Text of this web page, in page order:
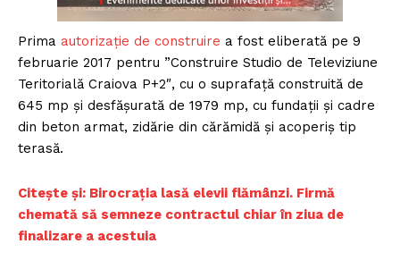
Prima autorizație de construire a fost eliberată pe 9
februarie 2017 pentru ”Construire Studio de Televiziune
Teritorială Craiova P+2″, cu o suprafață construită de
645 mp și desfășurată de 1979 mp, cu fundații și cadre
din beton armat, zidărie din cărămidă și acoperiș tip
terasă.
Citește și: Birocraţia lasă elevii flămânzi. Firmă
chemată să semneze contractul chiar în ziua de
finalizare a acestuia